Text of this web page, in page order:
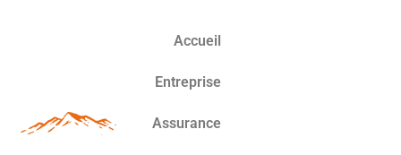
Accueil
Entreprise
Assurance